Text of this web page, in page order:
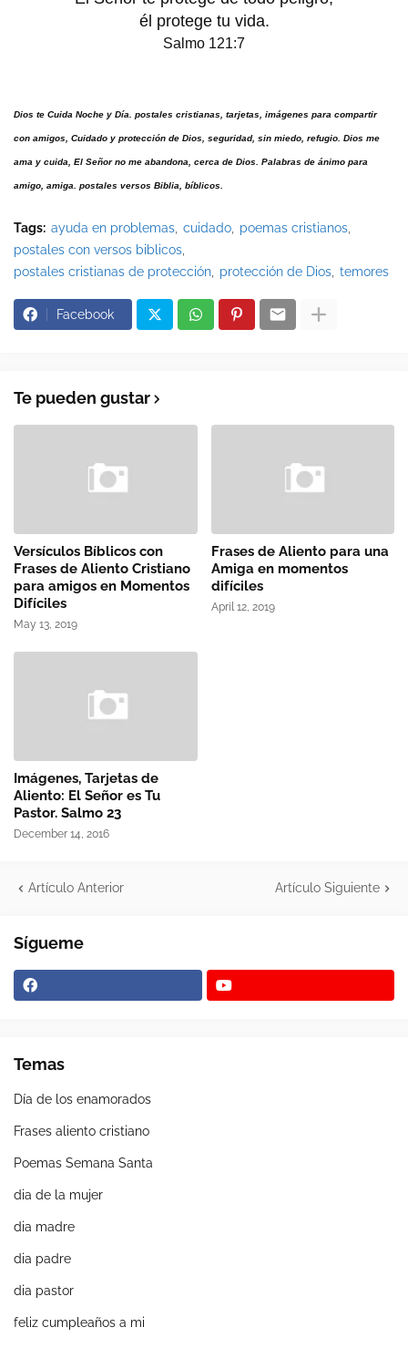
él protege tu vida.
Salmo 121:7
Dios te Cuida Noche y Día. postales cristianas, tarjetas, imágenes para compartir
con amigos, Cuidado y protección de Dios, seguridad, sin miedo, refugio. Dios me
ama y cuida, El Señor no me abandona, cerca de Dios. Palabras de ánimo para
amigo, amiga. postales versos Biblia, bíblicos.
Tags: ayuda en problemas cuidado
poemas cristianos
postales con versos biblicos
postales cristianas de protección
protección de Dios temores
Facebook
Te pueden gustar
Versículos Bíblicos con
Frases de Aliento Cristiano
para amigos en Momentos
Difíciles
May 13, 2019
Frases de Aliento para una
Amiga en momentos
difíciles
April 12, 2019
Imágenes, Tarjetas de
Aliento: El Señor es Tu
Pastor. Salmo 23
December 14, 2016
Artículo Anterior Artículo Siguiente
Sígueme
Temas
Día de los enamorados
Frases aliento cristiano
Poemas Semana Santa
dia de la mujer
dia madre
dia padre
dia pastor
feliz cumpleaños a mi